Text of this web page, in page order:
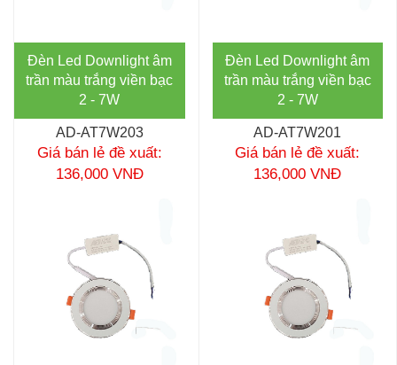
Đèn Led Downlight âm
trần màu trắng viền bạc
2 - 7W
AD-AT7W203
Giá bán lẻ đề xuất:
136,000 VNĐ
Đèn Led Downlight âm
trần màu trắng viền bạc
2 - 7W
AD-AT7W201
Giá bán lẻ đề xuất:
136,000 VNĐ